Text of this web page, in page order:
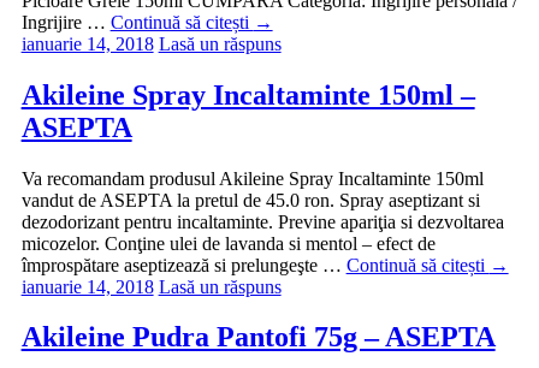
Ingrijire … Continuă să citești →
ianuarie 14, 2018 Lasă un răspuns
Akileine Spray Incaltaminte 150ml –
ASEPTA
Va recomandam produsul Akileine Spray Incaltaminte 150ml
vandut de ASEPTA la pretul de 45.0 ron. Spray aseptizant si
dezodorizant pentru incaltaminte. Previne apariţia si dezvoltarea
micozelor. Conţine ulei de lavanda si mentol – efect de
împrospătare aseptizează si prelungeşte … Continuă să citești →
ianuarie 14, 2018 Lasă un răspuns
Akileine Pudra Pantofi 75g – ASEPTA